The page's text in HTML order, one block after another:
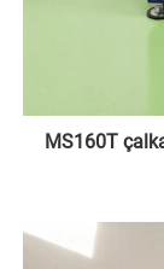
MS160T